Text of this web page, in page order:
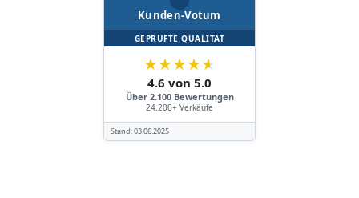
Kunden-Votum
GEPRÜFTE QUALITÄT
★★★★★
4.6 von 5.0
Über 2.100 Bewertungen
24.200+ Verkäufe
Stand:03.06.2025